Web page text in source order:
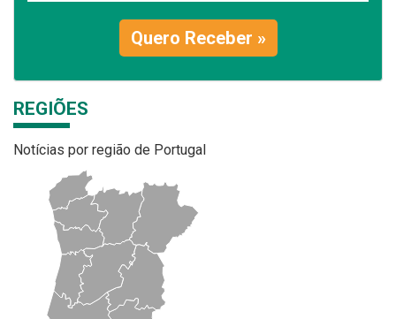
Quero Receber »
REGIÕES
Notícias por região de Portugal